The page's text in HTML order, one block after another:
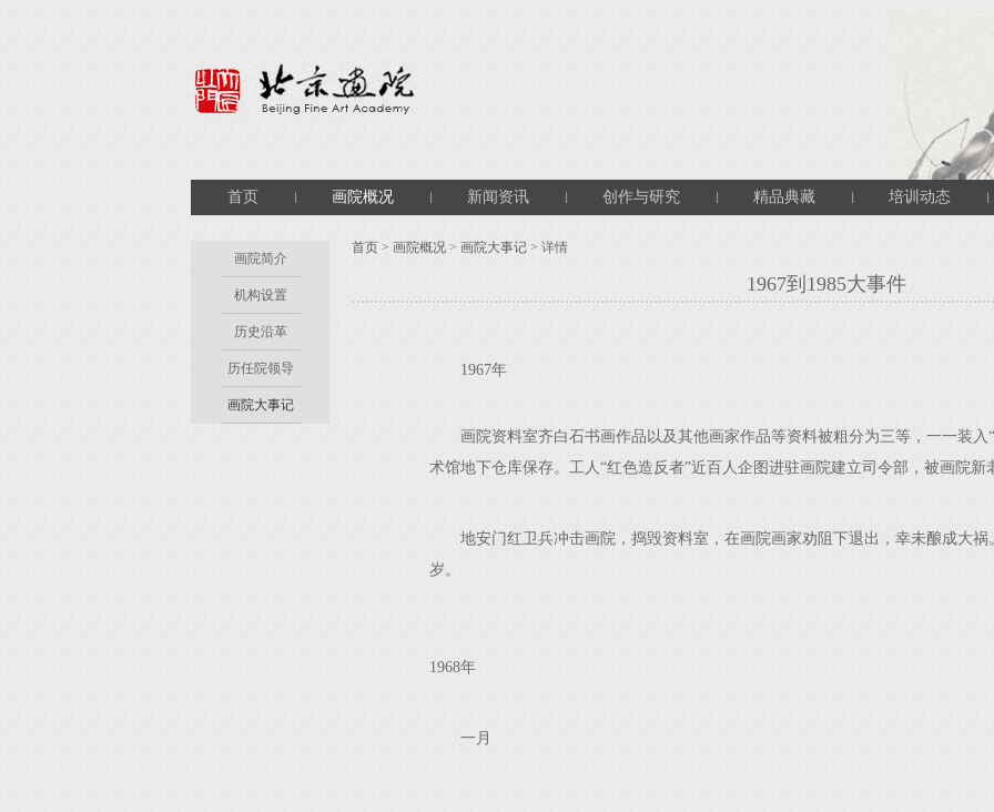
首页 画院概况 新闻资讯 创作与研究 精品典藏 培训动态
画院简介
机构设置
历史沿革
历任院领导
画院大事记
首页 > 画院概况 > 画院大事记 > 详情
1967到1985大事件
1967年
画院资料室齐白石书画作品以及其他画家作品等资料被粗分为三等，一一装入
术馆地下仓库保存。工人“红色造反者”近百人企图进驻画院建立司令部，被画院新
地安门红卫兵冲击画院，捣毁资料室，在画院画家劝阻下退出，幸未酿成大祸
岁。
1968年
一月